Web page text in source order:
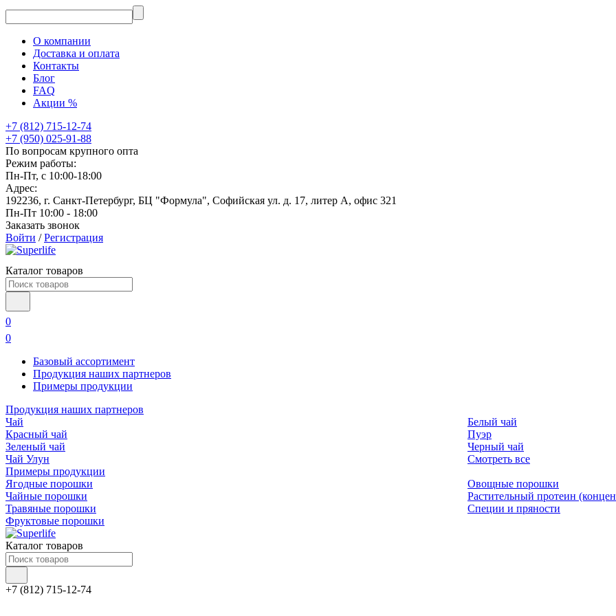
О компании
Доставка и оплата
Контакты
Блог
FAQ
Акции %
+7 (812) 715-12-74
+7 (950) 025-91-88
По вопросам крупного опта
Режим работы:
Пн-Пт, с 10:00-18:00
Адрес:
192236, г. Санкт-Петербург, БЦ "Формула", Софийская ул. д. 17, литер А, офис 321
Пн-Пт 10:00 - 18:00
Заказать звонок
Войти /Регистрация
Каталог товаров
0
0
Базовый ассортимент
Продукция наших партнеров
Примеры продукции
Продукция наших партнеров
Чай
Красный чай
Зеленый чай
Чай Улун
Белый чай
Пуэр
Черный чай
Смотреть все
Примеры продукции
Ягодные порошки
Чайные порошки
Травяные порошки
Фруктовые порошки
Овощные порошки
Растительный протеин
Специи и пряности
Каталог товаров
+7 (812) 715-12-74